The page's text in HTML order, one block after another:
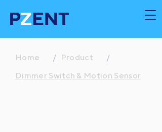
Home / Product
/
Dimmer Switch & Motion Sensor